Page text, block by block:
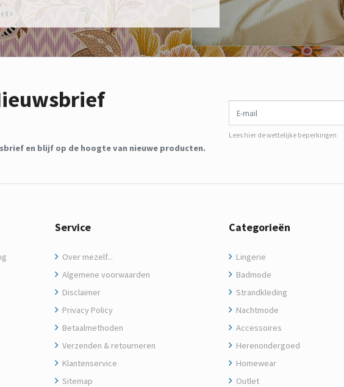
en blijf op de hoogte van nieuwe producten.
E-mail
Lees hier de wettelijke beperkingen
Service
Over mezelf...
Algemene voorwaarden
Disclaimer
Privacy Policy
Betaalmethoden
Verzenden & retourneren
Klantenservice
Sitemap
Categorieën
Lingerie
Badmode
Strandkleding
Nachtmode
Accessoires
Herenondergoed
Homewear
Outlet